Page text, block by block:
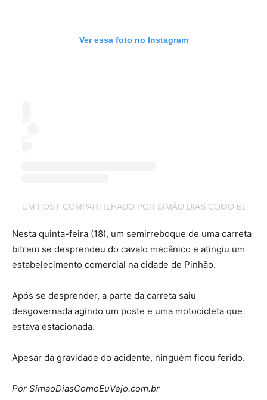
Ver essa foto no Instagram
UM POST COMPARTILHADO POR SIMÃO DIAS COMO EU
Nesta quinta-feira (18), um semirreboque de uma carreta
bitrem se desprendeu do cavalo mecânico e atingiu um
estabelecimento comercial na cidade de Pinhão.
Após se desprender, a parte da carreta saiu
desgovernada agindo um poste e uma motocicleta que
estava estacionada.
Apesar da gravidade do acidente, ninguém ficou ferido.
Por SimaoDiasComoEuVejo.com.br